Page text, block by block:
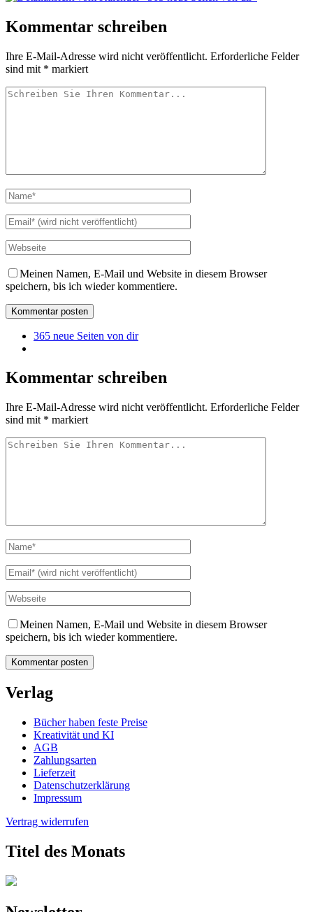
Kommentar schreiben
Ihre E-Mail-Adresse wird nicht veröffentlicht. Erforderliche Felder
sind mit * markiert
Meinen Namen, E-Mail und Website in diesem Browser
speichern, bis ich wieder kommentiere.
365 neue Seiten von dir
Kommentar schreiben
Ihre E-Mail-Adresse wird nicht veröffentlicht. Erforderliche Felder
sind mit * markiert
Meinen Namen, E-Mail und Website in diesem Browser
speichern, bis ich wieder kommentiere.
Verlag
Bücher haben feste Preise
Kreativität und KI
AGB
Zahlungsarten
Lieferzeit
Datenschutzerklärung
Impressum
Vertrag widerrufen
Titel des Monats